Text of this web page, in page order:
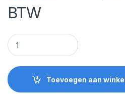
BTW
Spiderman rugzak Spider 30 cm
Toevoegen aan